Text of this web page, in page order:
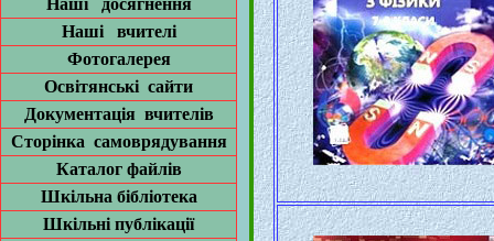
Наші досягнення
Наші вчителі
Фотогалерея
Освітянські сайти
Документація вчителів
Сторінка самоврядування
Каталог файлів
Шкільна бібліотека
Шкільні публікації